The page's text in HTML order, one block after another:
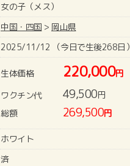
女の子（メス）
中国・四国 > 岡山県
2025/11/12 （今日で生後268日）
生体価格 220,000円
ワクチン代
49,500円
総額
269,500円
ホワイト
済